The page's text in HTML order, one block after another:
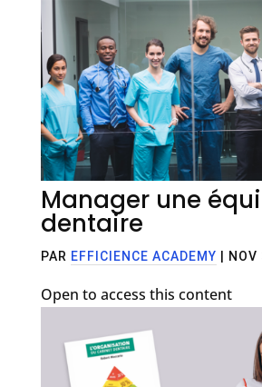
Manager une
dentaire
PAR EFFICIENCE ACADEMY
Open to access this content